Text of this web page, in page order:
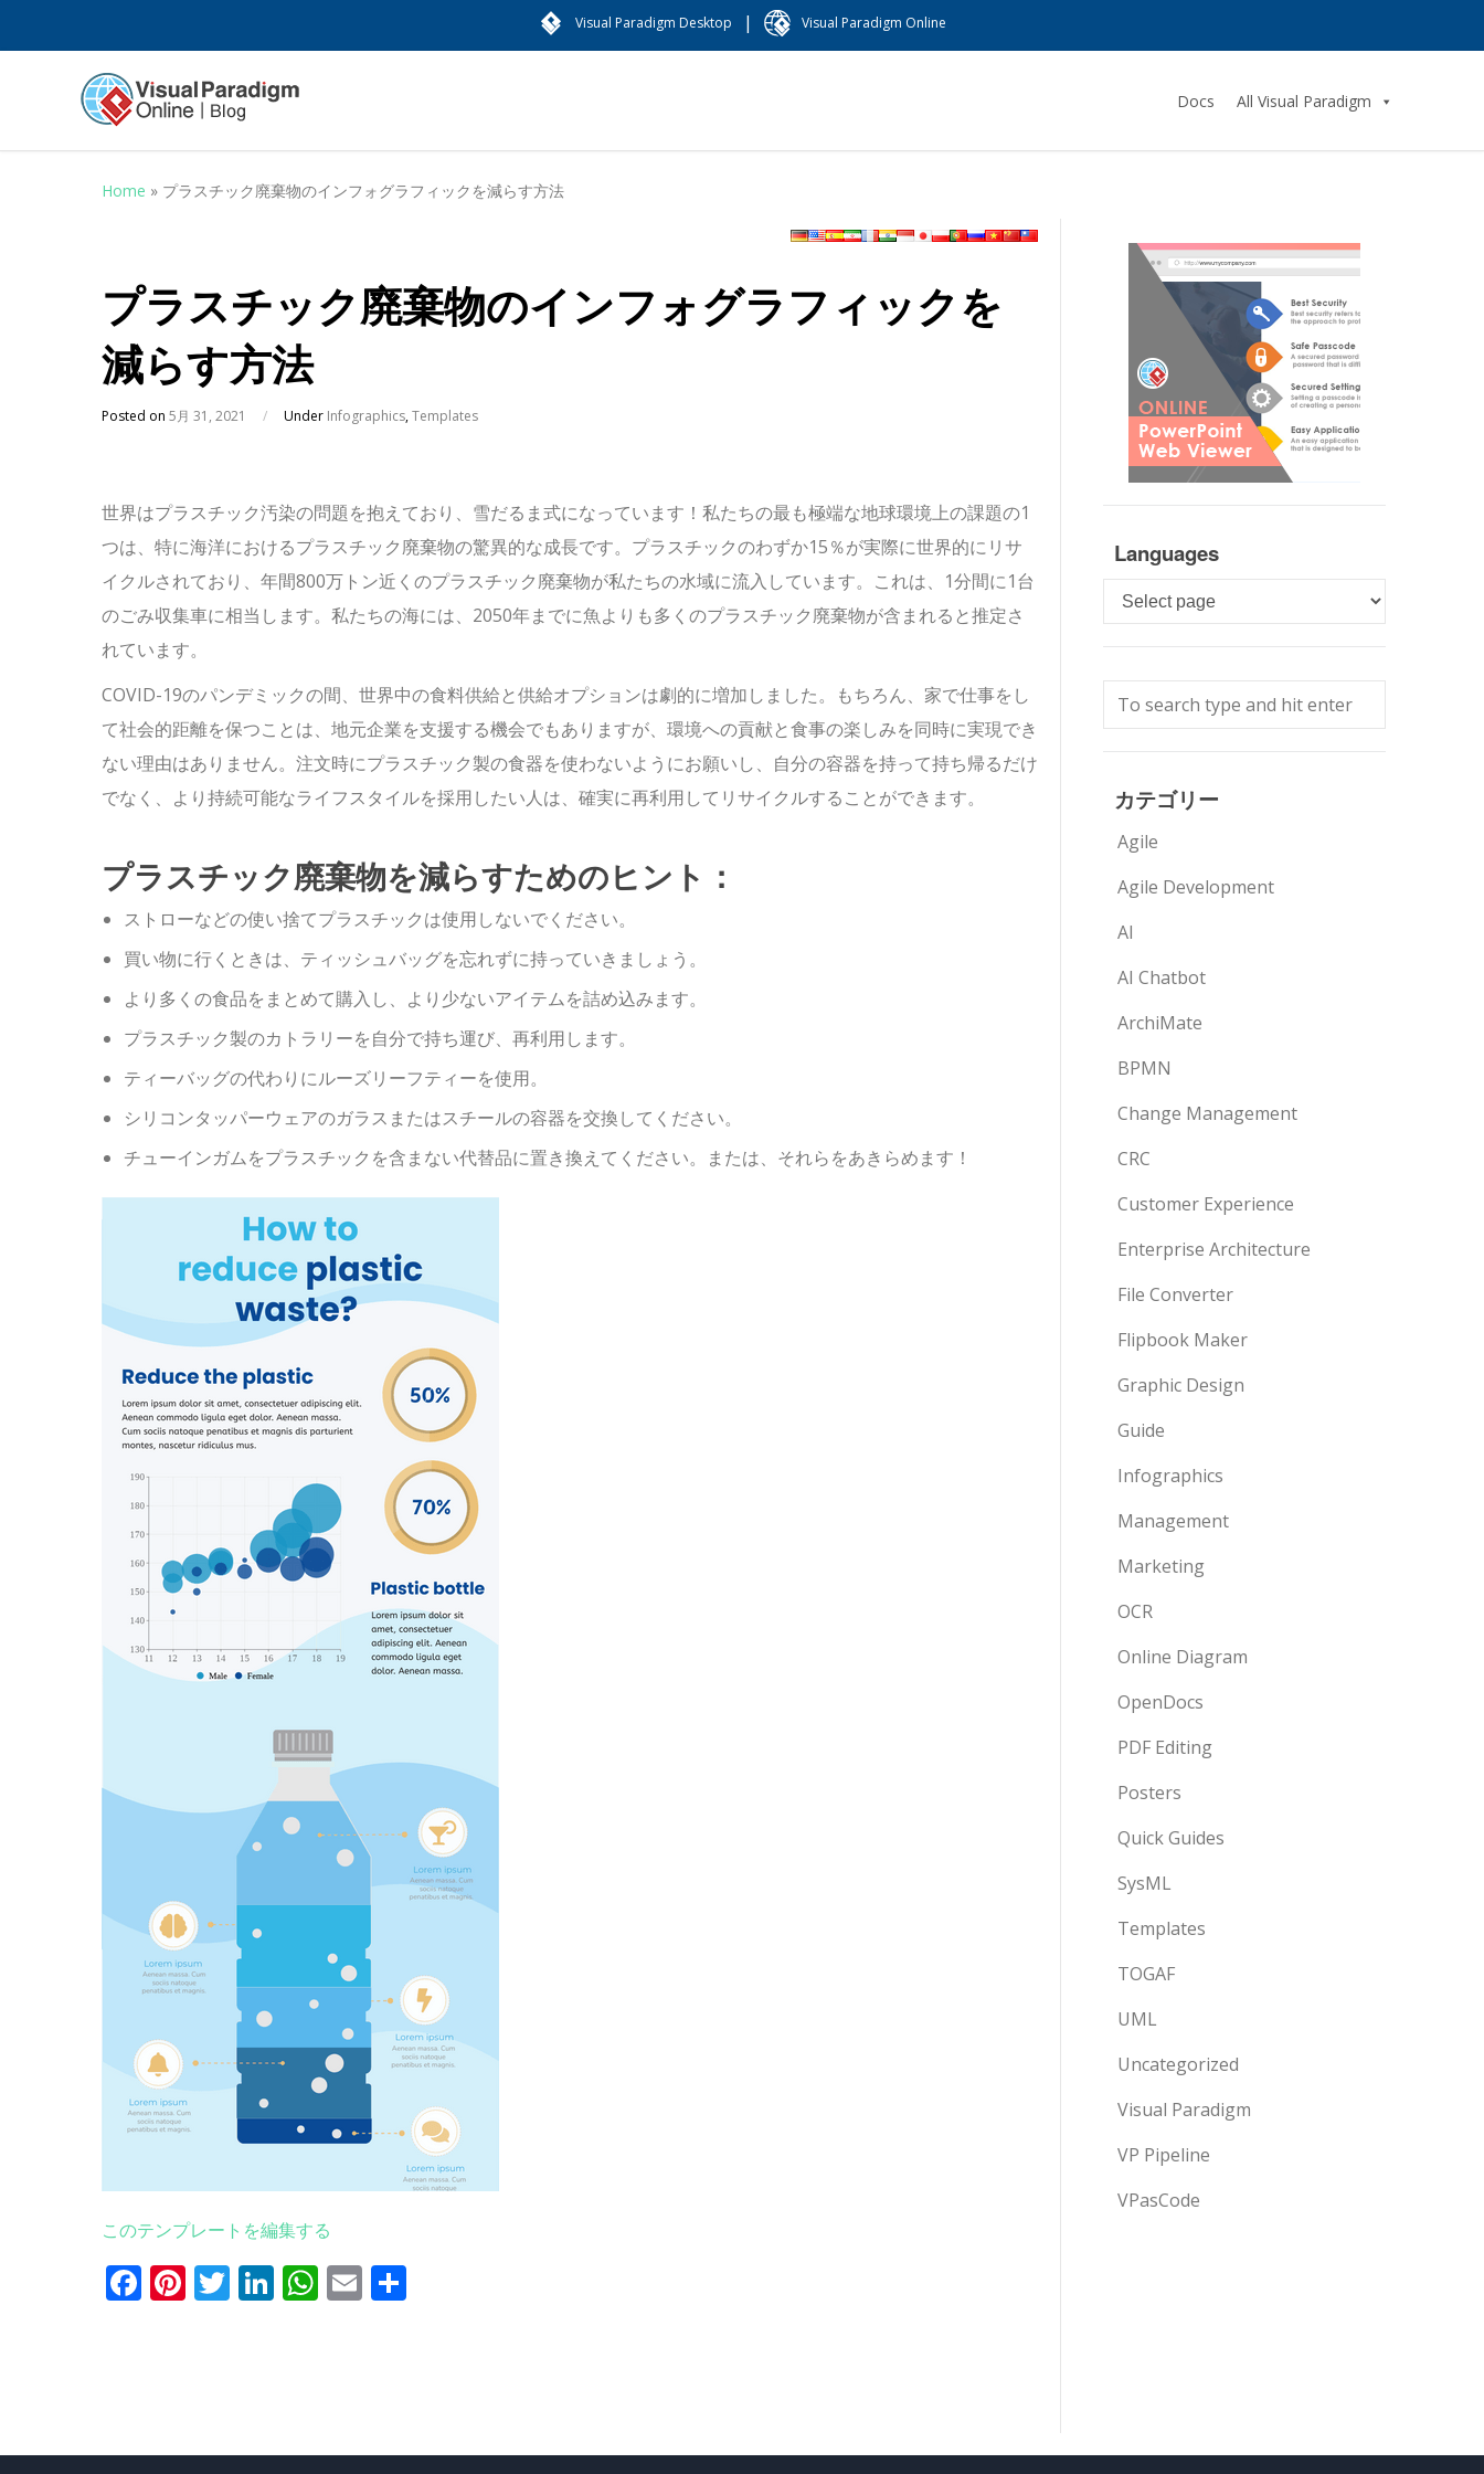
Visual Paradigm Desktop | Visual Paradigm Online
Docs All Visual Paradigm
Home » プラスチック廃棄物のインフォグラフィックを減らす方法
プラスチック廃棄物のインフォグラフィックを
減らす方法
Posted on 5月 31, 2021 / Under Infographics,Templates
世界はプラスチック汚染の問題を抱えており、雪だるま式になっています！ 私たちの最も極端な地球環境上の課題の1
つは、特に海洋におけるプラスチック廃棄物の驚異的な成長です。プラスチックのわずか15％が実際に世界的にリサ
イクルされており、年間800万トン近くのプラスチック廃棄物が私たちの水域に流入しています。これは、1分間に1台
のごみ収集車に相当します。私たちの海には、2050年までに魚よりも多くのプラスチック廃棄物が含まれると推定さ
れています。
COVID-19のパンデミックの間、世界中の食料供給と供給オプションは劇的に増加しました。もちろん、家で仕事をし
て社会的距離を保つことは、地元企業を支援する機会でもありますが、環境への貢献と食事の楽しみを同時に実現でき
ない理由はありません。注文時にプラスチック製の食器を使わないようにお願いし、自分の容器を持って持ち帰るだけ
でなく、より持続可能なライフスタイルを採用したい人は、確実に再利用してリサイクルすることができます。
プラスチック廃棄物を減らすためのヒント：
ストローなどの使い捨てプラスチックは使用しないでください。
買い物に行くときは、ティッシュバッグを忘れずに持っていきましょう。
より多くの食品をまとめて購入し、より少ないアイテムを詰め込みます。
プラスチック製のカトラリーを自分で持ち運び、再利用します。
ティーバッグの代わりにルーズリーフティーを使用。
シリコンタッパーウェアのガラスまたはスチールの容器を交換してください。
チューインガムをプラスチックを含まない代替品に置き換えてください。または、それらをあきらめます！
このテンプレートを編集する
Facebook
Pinterest
Twitter
LinkedIn
WhatsApp
Email
Languages
Languages
カテゴリー
Agile
Agile Development
AI
AI Chatbot
ArchiMate
BPMN
Change Management
CRC
Customer Experience
Enterprise Architecture
File Converter
Flipbook Maker
Graphic Design
Guide
Infographics
Management
Marketing
OCR
Online Diagram
OpenDocs
PDF Editing
Posters
Quick Guides
SysML
Templates
TOGAF
UML
Uncategorized
Visual Paradigm
VP Pipeline
VPasCode